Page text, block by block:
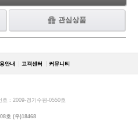
관심상품
안내 고객센터 커뮤니티
호 : 2009-경기수원-0550호
호 (우)18468